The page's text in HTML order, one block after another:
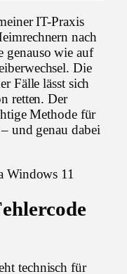
IT-Praxis
nach
genauso wie auf
Die
Fälle lässt sich
retten. Der
Methode für
und genau dabei
technisch für